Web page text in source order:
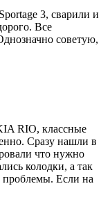
3, сварили и
Все
советую,
RIO, классные
Сразу нашли в
что нужно
колодки, а так
Если на